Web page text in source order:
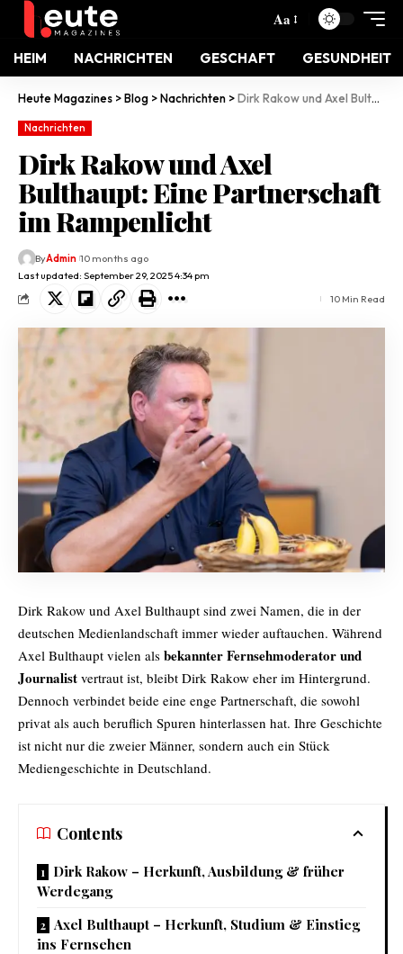
Aa
HEIM NACHRICHTEN GESCHAFT GESUNDHEIT
Heute Magazines >Blog >Nachrichten >Dirk Rakow und Axel Bulthaupt: Eine Partnerschaft im Rampenlicht
Nachrichten
Dirk Rakow und Axel
Bulthaupt: Eine Partnerschaft
im Rampenlicht
Last updated: September 29, 2025 4:34 pm
ByAdmin 10 months ago
10 Min Read
Dirk Rakow und Axel Bulthaupt sind zwei Namen, die in der
deutschen Medienlandschaft immer wieder auftauchen. Während
Axel Bulthaupt vielen als bekannter Fernsehmoderator und
Journalist vertraut ist, bleibt Dirk Rakow eher im Hintergrund.
Dennoch verbindet beide eine enge Partnerschaft, die sowohl
privat als auch beruflich Spuren hinterlassen hat. Ihre Geschichte
ist nicht nur die zweier Männer, sondern auch ein Stück
Mediengeschichte in Deutschland.
Contents
Dirk Rakow – Herkunft, Ausbildung & früher
Werdegang
Axel Bulthaupt – Herkunft, Studium & Einstieg
ins Fernsehen